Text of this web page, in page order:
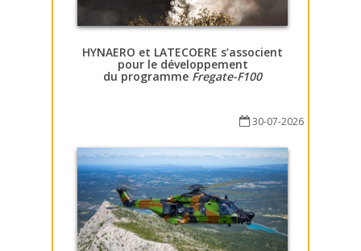
HYNAERO et LATECOERE s’associent
pour le développement
du programme Fregate-F100
30-07-2026